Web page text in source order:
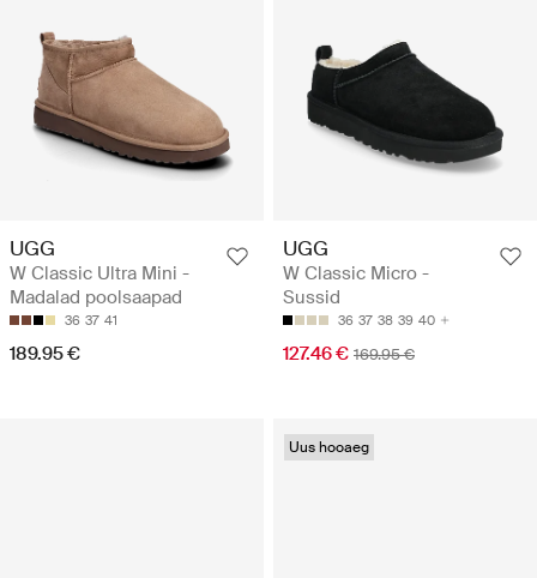
UGG
W Classic Ultra Mini -
Madalad poolsaapad
36 37 41
189.95 €
UGG
W Classic Micro -
Sussid
36 37 38 39 40
127.46 € 169.95 €
Uus hooaeg